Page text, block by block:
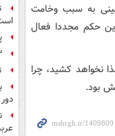
به سبب وخامت
حکم مجددا فعال
نخواهد کشید، چرا
بود.
۳